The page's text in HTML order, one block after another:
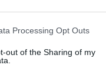
Processing Opt Outs
out of the Sharing of my